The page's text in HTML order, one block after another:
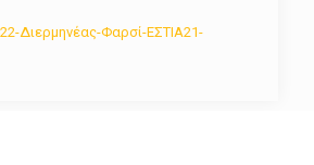
Διερμηνέας-Φαρσί-ΕΣΤΙΑ21-